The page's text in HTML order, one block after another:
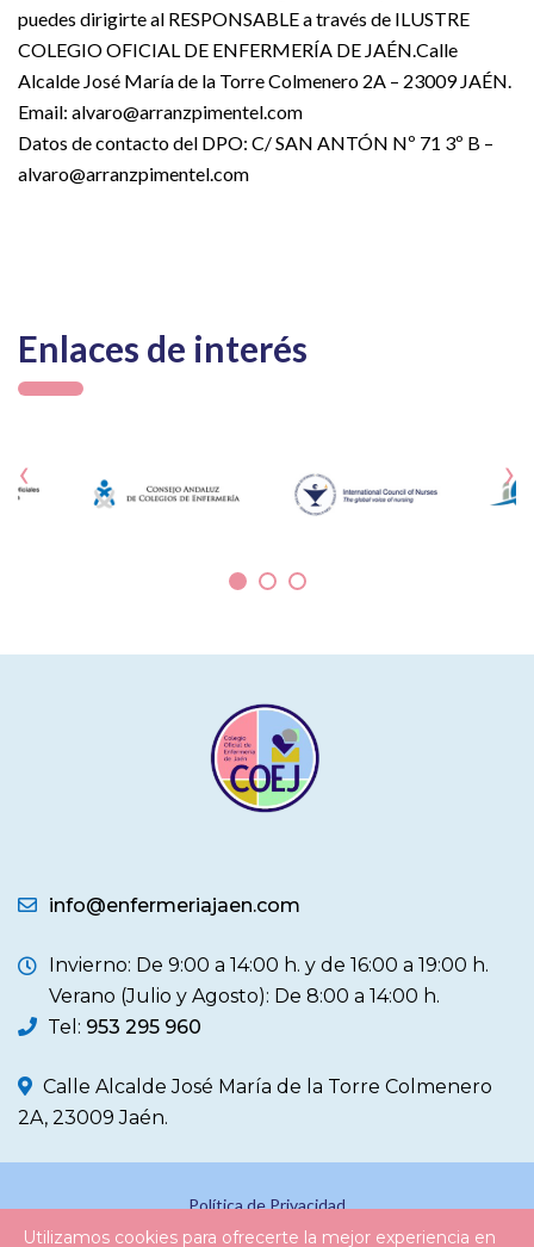
puedes dirigirte al RESPONSABLE a través de ILUSTRE
COLEGIO OFICIAL DE ENFERMERÍA DE JAÉN.Calle
Alcalde José María de la Torre Colmenero 2A – 23009 JAÉN.
Email: alvaro@arranzpimentel.com
Datos de contacto del DPO: C/ SAN ANTÓN Nº 71 3º B –
alvaro@arranzpimentel.com
Enlaces de interés
‹ ›
info@enfermeriajaen.com
Invierno: De 9:00 a 14:00 h. y de 16:00 a 19:00 h.
Verano (Julio y Agosto): De 8:00 a 14:00 h.
Tel: 953 295 960
Calle Alcalde José María de la Torre Colmenero
2A, 23009 Jaén.
Política de Privacidad
Política de Cookies
Utilizamos cookies para ofrecerte la mejor experiencia en